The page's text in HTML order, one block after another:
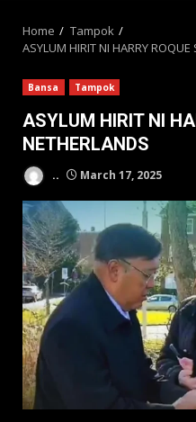
Home
Tampok
ASYLUM HIRIT NI HARRY ROQUE
Bansa Tampok
ASYLUM HIRIT NI
NETHERLANDS
.. March 17, 2025